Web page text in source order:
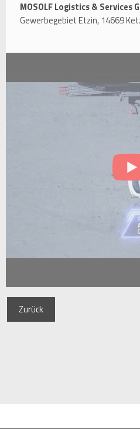
MOSOLF Logistics & Services
Gewerbegebiet Etzin, 14669
Zurück